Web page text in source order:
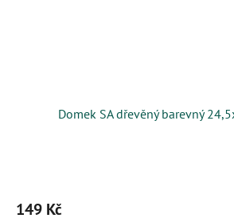
Domek SA dřevěný barevný
149 Kč